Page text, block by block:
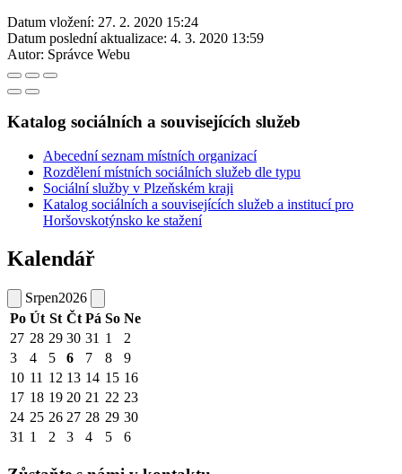
Datum vložení: 27. 2. 2020 15:24
Datum poslední aktualizace: 4. 3. 2020 13:59
Autor: Správce Webu
Katalog sociálních a souvisejících služeb
Abecední seznam místních organizací
Rozdělení místních sociálních služeb dle typu
Sociální služby v Plzeňském kraji
Katalog sociálních a souvisejících služeb a institucí pro
Horšovskotýnsko ke stažení
Kalendář
Srpen2026
Po Út St Čt Pá So Ne
27 28 29 30 31 1
2
3
4 5 6 7 8
9
10 11 12 13 14 15 16
17 18 19 20 21 22 23
24 25 26 27 28 29 30
31 1 2 3 4 5 6